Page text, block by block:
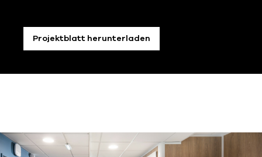
Projektblatt herunterladen